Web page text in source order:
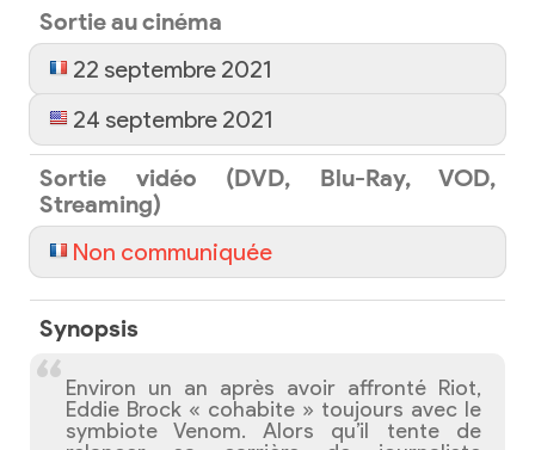
Sortie au cinéma
22 septembre 2021
24 septembre 2021
Sortie vidéo (DVD, Blu-Ray, VOD,
Streaming)
Non communiquée
Synopsis
Environ un an après avoir affronté Riot,
Eddie Brock « cohabite » toujours avec le
symbiote Venom. Alors qu’il tente de